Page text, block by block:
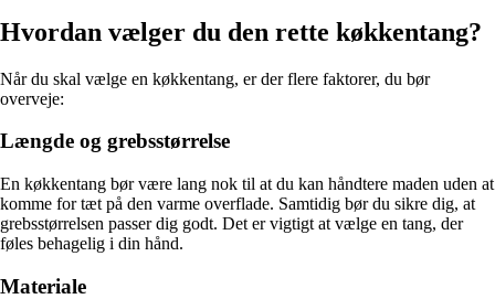
Hvordan vælger du den rette køkkentang?
Når du skal vælge en køkkentang, er der flere faktorer, du bør
overveje:
Længde og grebsstørrelse
En køkkentang bør være lang nok til at du kan håndtere maden uden at
komme for tæt på den varme overflade. Samtidig bør du sikre dig, at
grebsstørrelsen passer dig godt. Det er vigtigt at vælge en tang, der
føles behagelig i din hånd.
Materiale